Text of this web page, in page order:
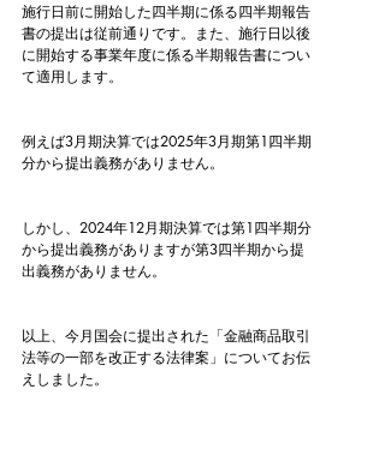
施行日前に開始した四半期に係る四半期報告
書の提出は従前通りです。また、施行日以後
に開始する事業年度に係る半期報告書につい
て適用します。
例えば3月期決算では2025年3月期第1四半期
分から提出義務がありません。
しかし、2024年12月期決算では第1四半期分
から提出義務がありますが第3四半期から提
出義務がありません。
以上、今月国会に提出された「金融商品取引
法等の一部を改正する法律案」についてお伝
えしました。